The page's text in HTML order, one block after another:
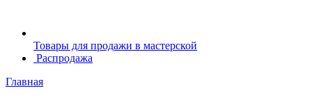
Товары для продажи в мастерской
Распродажа
Главная